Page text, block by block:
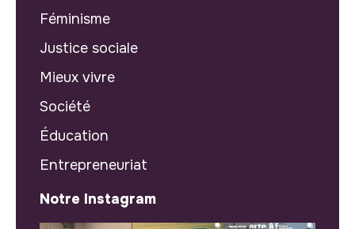
Féminisme
Justice sociale
Mieux vivre
Société
Éducation
Entrepreneuriat
Notre Instagram